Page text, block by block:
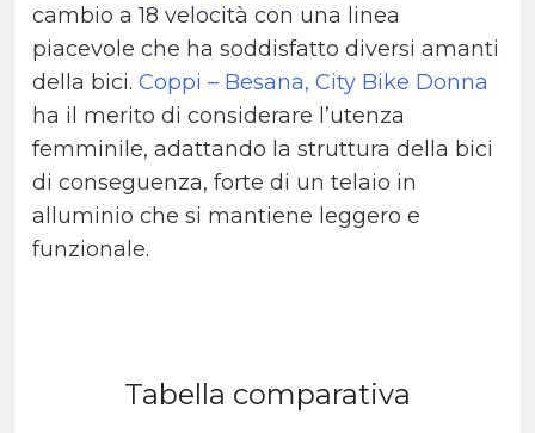
cambio a 18 velocità con una linea
piacevole che ha soddisfatto diversi amanti
della bici. Coppi – Besana, City Bike Donna
ha il merito di considerare l’utenza
femminile, adattando la struttura della bici
di conseguenza, forte di un telaio in
alluminio che si mantiene leggero e
funzionale.
Tabella comparativa